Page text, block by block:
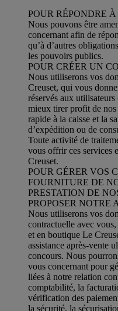
POUR RÉPONDRE
Nous pouvons être
concernant afin de
qu’à d’autres
les pouvoirs publics.
POUR CRÉER UN
Nous utiliserons vos
Creuset, qui vous
réservés aux
mieux tirer profit de nos
rapide à la caisse et la
d’expédition ou de
Toute activité de
vous offrir ces services
Creuset.
POUR GÉRER VOS
FOURNITURE DE
PRESTATION DE
PROPOSER NOTRE
Nous utiliserons vos
contractuelle avec
et en boutique Le
assistance après-vente
concours. Nous
vous concernant pour
liées à notre relation
comptabilité, la
vérification des
la sécurité, la